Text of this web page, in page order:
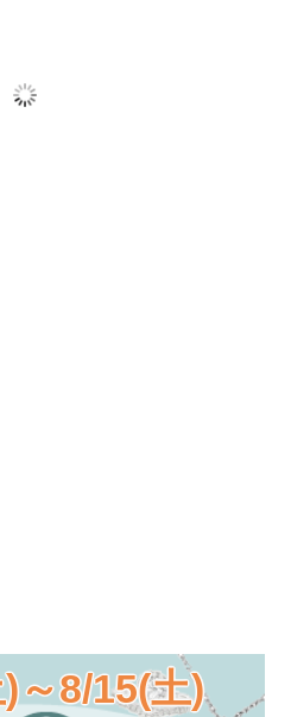
～8/15(土)